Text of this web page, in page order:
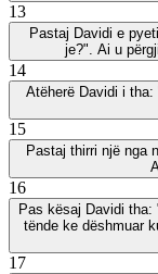
13
Pastaj Davidi e
je?". Ai u
14
Atëherë Davidi i
15
Pastaj thirri një nga
16
Pas kësaj Davidi
tënde ke dëshmuar
17